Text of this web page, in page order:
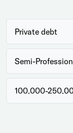
Private debt
Semi-
100.000-